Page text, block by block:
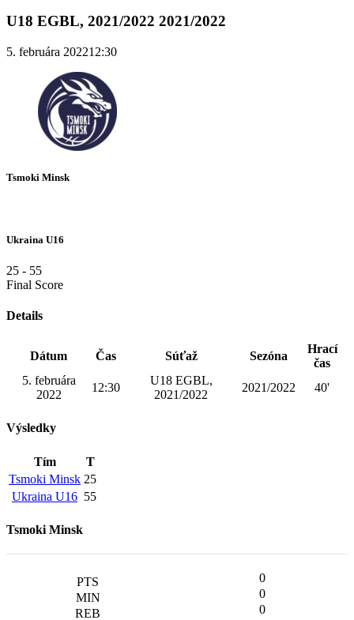
U18 EGBL, 2021/2022 2021/2022
5. februára 202212:30
Tsmoki Minsk
Ukraina U16
25 - 55
Final Score
Details
Dátum Čas Súťaž Sezóna
Hrací
čas
5. februára
2022
12:30
U18 EGBL,
2021/2022
2021/2022 40'
Výsledky
Tím
T
Tsmoki Minsk 25
Ukraina U16 55
Tsmoki Minsk
0
0
0